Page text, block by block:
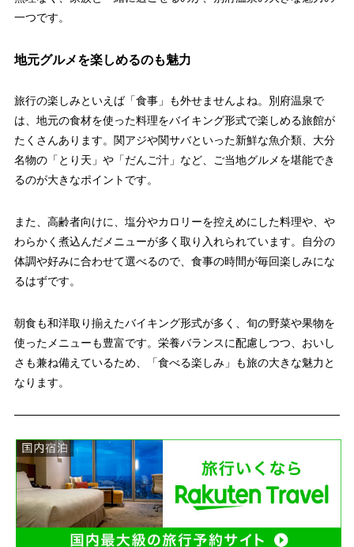
一つです。
地元グルメを楽しめるのも魅力
旅行の楽しみといえば「食事」も外せませんよね。別府温泉で
は、地元の食材を使った料理をバイキング形式で楽しめる旅館が
たくさんあります。関アジや関サバといった新鮮な魚介類、大分
名物の「とり天」や「だんご汁」など、ご当地グルメを堪能でき
るのが大きなポイントです。
また、高齢者向けに、塩分やカロリーを控えめにした料理や、や
わらかく煮込んだメニューが多く取り入れられています。自分の
体調や好みに合わせて選べるので、食事の時間が毎回楽しみにな
るはずです。
朝食も和洋取り揃えたバイキング形式が多く、旬の野菜や果物を
使ったメニューも豊富です。栄養バランスに配慮しつつ、おいし
さも兼ね備えているため、「食べる楽しみ」も旅の大きな魅力と
なります。